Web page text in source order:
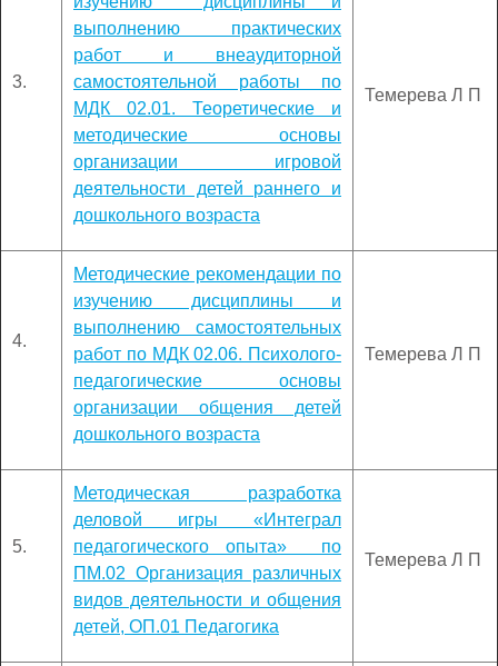
3.
выполнению практических
работ и внеаудиторной
самостоятельной работы по
МДК 02.01. Теоретические и
методические основы
организации игровой
деятельности детей раннего и
дошкольного возраста
Темерева Л П
4.
Методические рекомендации по
изучению дисциплины и
выполнению самостоятельных
работ по МДК 02.06. Психолого-
педагогические основы
организации общения детей
дошкольного возраста
Темерева Л П
5.
Методическая разработка
деловой игры «Интеграл
педагогического опыта» по
ПМ.02 Организация различных
видов деятельности и общения
детей, ОП.01 Педагогика
Темерева Л П